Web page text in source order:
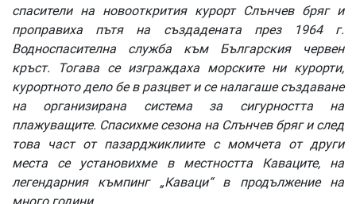
спасители на новооткрития курорт Слънчев бряг и
проправиха
пътя на създадената през1964 г.
Водноспасителна
служба към Българския
червен
кръст. Тогава се изграждаха морските ни курорти,
курортното дело бе в разцвет и се налагаше създаване
на
организирана система за сигурността
на
плажуващите. Спасихме сезона на Слънчев бряг и след
това
част от пазарджиклиите с момчета от други
места
се установихме в местността Каваците, на
легендарния
къмпинг„Каваци“ в продължение
на